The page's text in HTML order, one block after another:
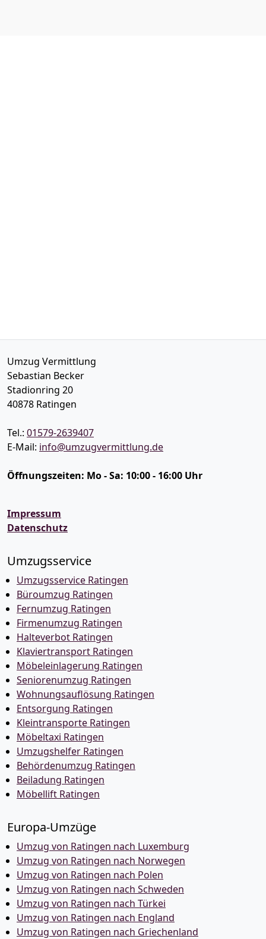
Umzug Vermittlung
Sebastian Becker
Stadionring 20
40878 Ratingen
Tel.: 01579-2639407
E-Mail: info@umzugvermittlung.de
Öffnungszeiten: Mo - Sa: 10:00 - 16:00 Uhr
Impressum
Datenschutz
Umzugsservice
Umzugsservice Ratingen
Büroumzug Ratingen
Fernumzug Ratingen
Firmenumzug Ratingen
Halteverbot Ratingen
Klaviertransport Ratingen
Möbeleinlagerung Ratingen
Seniorenumzug Ratingen
Wohnungsauflösung Ratingen
Entsorgung Ratingen
Kleintransporte Ratingen
Möbeltaxi Ratingen
Umzugshelfer Ratingen
Behördenumzug Ratingen
Beiladung Ratingen
Möbellift Ratingen
Europa-Umzüge
Umzug von Ratingen nach Luxemburg
Umzug von Ratingen nach Norwegen
Umzug von Ratingen nach Polen
Umzug von Ratingen nach Schweden
Umzug von Ratingen nach Türkei
Umzug von Ratingen nach England
Umzug von Ratingen nach Griechenland